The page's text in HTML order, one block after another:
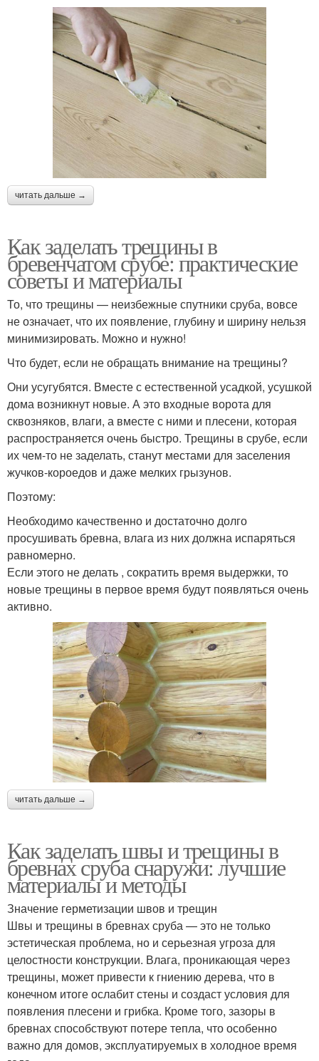
читать дальше →
Как заделать трещины в
бревенчатом срубе: практические
советы и материалы
То, что трещины — неизбежные спутники сруба, вовсе
не означает, что их появление, глубину и ширину нельзя
минимизировать. Можно и нужно!
Что будет, если не обращать внимание на трещины?
Они усугубятся. Вместе с естественной усадкой, усушкой
дома возникнут новые. А это входные ворота для
сквозняков, влаги, а вместе с ними и плесени, которая
распространяется очень быстро. Трещины в срубе, если
их чем-то не заделать, станут местами для заселения
жучков-короедов и даже мелких грызунов.
Поэтому:
Необходимо качественно и достаточно долго
просушивать бревна, влага из них должна испаряться
равномерно.
Если этого не делать , сократить время выдержки, то
новые трещины в первое время будут появляться очень
активно.
читать дальше →
Как заделать швы и трещины в
бревнах сруба снаружи: лучшие
материалы и методы
Значение герметизации швов и трещин
Швы и трещины в бревнах сруба — это не только
эстетическая проблема, но и серьезная угроза для
целостности конструкции. Влага, проникающая через
трещины, может привести к гниению дерева, что в
конечном итоге ослабит стены и создаст условия для
появления плесени и грибка. Кроме того, зазоры в
бревнах способствуют потере тепла, что особенно
важно для домов, эксплуатируемых в холодное время